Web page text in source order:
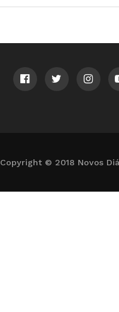
Copyright © 2018 Novos